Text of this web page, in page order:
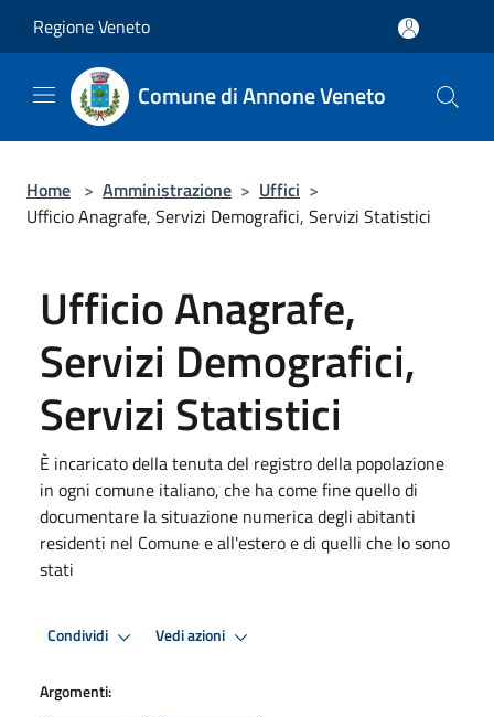
Regione Veneto
Comune di Annone Veneto
Home > Amministrazione > Uffici >
Ufficio Anagrafe, Servizi Demografici, Servizi Statistici
Ufficio Anagrafe,
Servizi Demografici,
Servizi Statistici
È incaricato della tenuta del registro della popolazione
in ogni comune italiano, che ha come fine quello di
documentare la situazione numerica degli abitanti
residenti nel Comune e all'estero e di quelli che lo sono
stati
Condividi Vedi azioni
Argomenti: